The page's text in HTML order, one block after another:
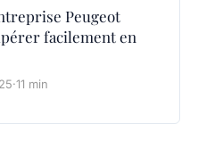
Peugeot
facilement en
·11 min